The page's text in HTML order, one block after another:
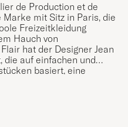
de Production et de
mit Sitz in Paris, die
Freizeitkleidung
Hauch von
hat der Designer Jean
die auf einfachen und
basiert, eine
- Kleidungsstücke,